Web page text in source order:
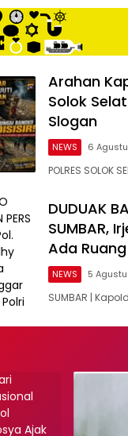
Arahan
Solok
Slogan
NEWS 6
POLRES
DUDUAK
SUMBAR,
Ada
NEWS 5
SUMBAR |